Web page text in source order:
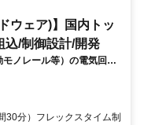
ウェア)】国内トッ
込/制御設計/開発
ノレール等）の電気回路
をリードする社会貢献度
30分）フレックスタイム制